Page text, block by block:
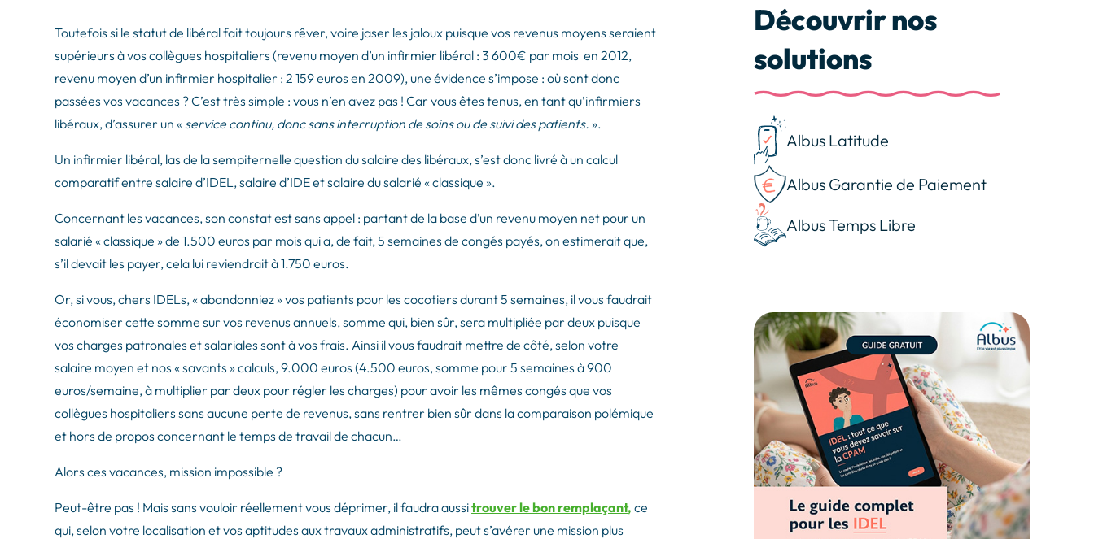
Toutefois si le statut de libéral fait toujours rêver, voire jaser les jaloux puisque vos revenus moyens seraient
supérieurs à vos collègues hospitaliers (revenu moyen d’un infirmier libéral : 3 600€ par mois en 2012,
revenu moyen d’un infirmier hospitalier : 2 159 euros en 2009), une évidence s’impose : où sont donc
passées vos vacances ? C’est très simple : vous n’en avez pas ! Car vous êtes tenus, en tant qu’infirmiers
libéraux, d’assurer un « service continu, donc sans interruption de soins ou de suivi des patients. ».
Un infirmier libéral, las de la sempiternelle question du salaire des libéraux, s’est donc livré à un calcul
comparatif entre salaire d’IDEL, salaire d’IDE et salaire du salarié « classique ».
Concernant les vacances, son constat est sans appel : partant de la base d’un revenu moyen net pour un
salarié « classique » de 1.500 euros par mois qui a, de fait, 5 semaines de congés payés, on estimerait que,
s’il devait les payer, cela lui reviendrait à 1.750 euros.
Or, si vous, chers IDELs, « abandonniez » vos patients pour les cocotiers durant 5 semaines, il vous faudrait
économiser cette somme sur vos revenus annuels, somme qui, bien sûr, sera multipliée par deux puisque
vos charges patronales et salariales sont à vos frais. Ainsi il vous faudrait mettre de côté, selon votre
salaire moyen et nos « savants » calculs, 9.000 euros (4.500 euros, somme pour 5 semaines à 900
euros/semaine, à multiplier par deux pour régler les charges) pour avoir les mêmes congés que vos
collègues hospitaliers sans aucune perte de revenus, sans rentrer bien sûr dans la comparaison polémique
et hors de propos concernant le temps de travail de chacun…
Alors ces vacances, mission impossible ?
Peut-être pas ! Mais sans vouloir réellement vous déprimer, il faudra aussitrouver le bon remplaçant, ce
qui, selon votre localisation et vos aptitudes aux travaux administratifs, peut s’avérer une mission plus
Découvrir nos
solutions
Albus Latitude
Albus Garantie de Paiement
Albus Temps Libre